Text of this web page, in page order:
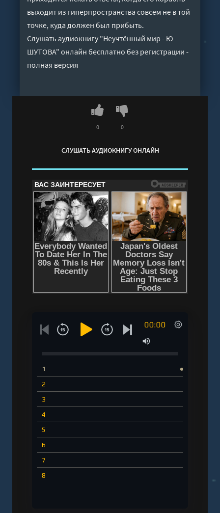
выходит из гиперпространства совсем не в той
точке, куда должен был прибыть.
Слушать аудиокнигу "Неучтённый мир - Ю
ШУТОВА" онлайн бесплатно без регистрации -
полная версия
СЛУШАТЬ АУДИОКНИГУ ОНЛАЙН
0 0
00:00
1
2
3
4
5
6
7
8